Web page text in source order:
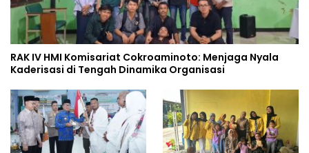
RAK IV HMI Komisariat Cokroaminoto: Menjaga Nyala
Kaderisasi di Tengah Dinamika Organisasi